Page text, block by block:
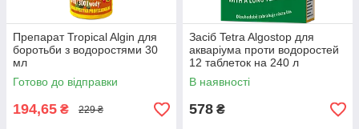
Препарат Tropical Algin для
боротьби з водоростями 30
мл
Готово до відправки
194,65 ₴ 229 ₴
Засіб Tetra Algostop для
акваріума проти водоростей
12 таблеток на 240 л
В наявності
578 ₴